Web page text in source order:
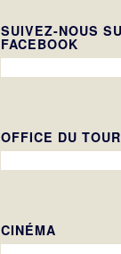
SUIVEZ-NOUS
FACEBOOK
OFFICE DU
CINÉMA